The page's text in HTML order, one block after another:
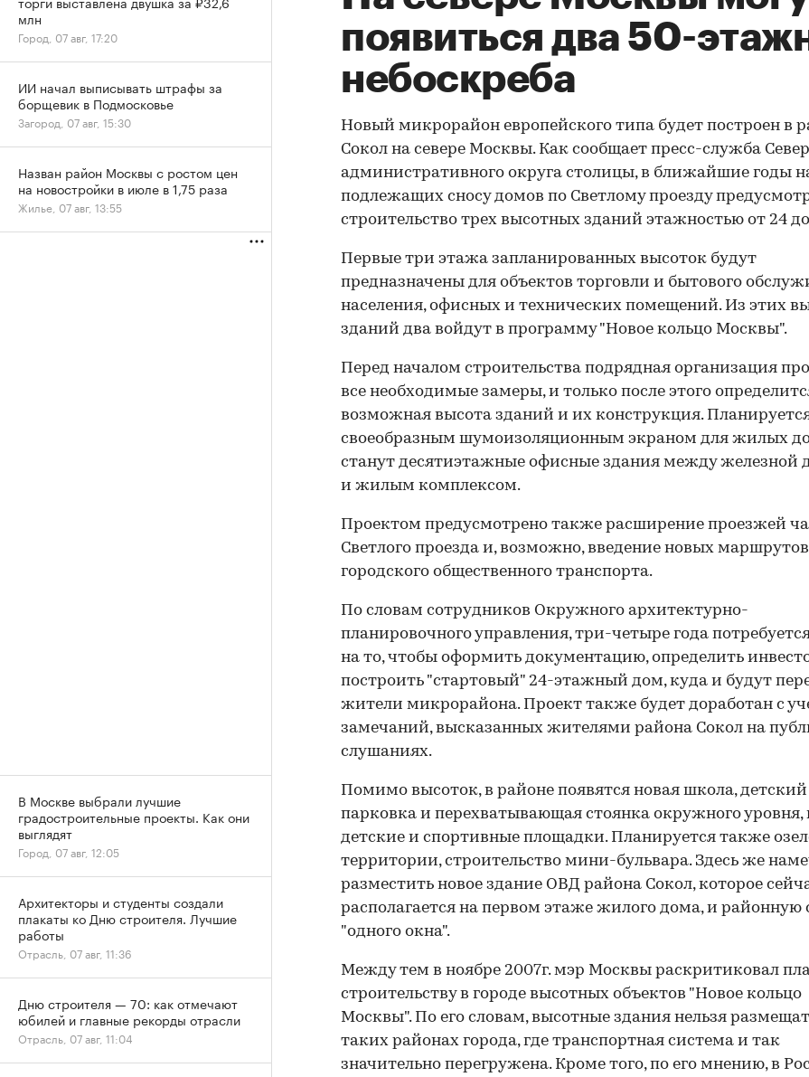
появиться два 50-
небоскреба
Новый микрорайон европейского типа будет построен в
Сокол на севере Москвы. Как сообщает пресс-служба
административного округа столицы, в ближайшие годы
подлежащих сносу домов по Светлому проезду
строительство трех высотных зданий этажностью от 24
Первые три этажа запланированных высоток будут
предназначены для объектов торговли и бытового
населения, офисных и технических помещений. Из этих
зданий два войдут в программу "Новое кольцо Москвы".
Перед началом строительства подрядная организация
все необходимые замеры, и только после этого
возможная высота зданий и их конструкция.
своеобразным шумоизоляционным экраном для жилых
станут десятиэтажные офисные здания между железной
и жилым комплексом.
Проектом предусмотрено также расширение проезжей
Светлого проезда и, возможно, введение новых маршрутов
городского общественного транспорта.
По словам сотрудников Окружного архитектурно-
планировочного управления, три-четыре года
на то, чтобы оформить документацию, определить
построить "стартовый" 24-этажный дом, куда и будут
жители микрорайона. Проект также будет доработан с
замечаний, высказанных жителями района Сокол на
слушаниях.
Помимо высоток, в районе появятся новая школа, детский
парковка и перехватывающая стоянка окружного
детские и спортивные площадки. Планируется также
территории, строительство мини-бульвара. Здесь же
разместить новое здание ОВД района Сокол, которое
располагается на первом этаже жилого дома, и районную
"одного окна".
Между тем в ноябре 2007г. мэр Москвы раскритиковал
строительству в городе высотных объектов "Новое кольцо
Москвы". По его словам, высотные здания нельзя
таких районах города, где транспортная система и так
значительно перегружена. Кроме того, по его мнению, в
млн
Город, 07 авг, 17:20
ИИ начал выписывать штрафы за
борщевик в Подмосковье
Загород, 07 авг, 15:30
Назван район Москвы с ростом цен
на новостройки в июле в 1,75 раза
Жилье, 07 авг, 13:55
В Москве выбрали лучшие
градостроительные проекты. Как они
выглядят
Город, 07 авг, 12:05
Архитекторы и студенты создали
плакаты ко Дню строителя. Лучшие
работы
Отрасль, 07 авг, 11:36
Дню строителя — 70: как отмечают
юбилей и главные рекорды отрасли
Отрасль, 07 авг, 11:04